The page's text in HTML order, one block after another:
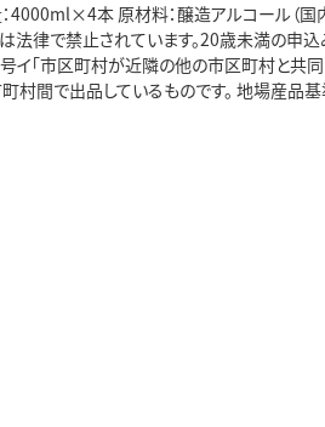
4000ml×4本 原材料：醸造アルコール（国
律で禁止されています。20歳未満の申
イ「市区町村が近隣の他の市区町村と共
村間で出品しているものです。 地場産